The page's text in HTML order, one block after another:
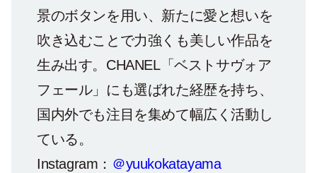
景のボタンを用い、新たに愛と想いを
吹き込むことで力強くも美しい作品を
生み出す。CHANEL「ベストサヴォア
フェール」にも選ばれた経歴を持ち、
国内外でも注目を集めて幅広く活動し
ている。
Instagram： ＠yuukokatayama